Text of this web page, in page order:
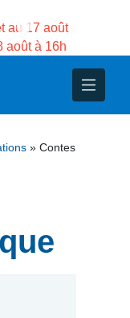
au 17 août
août à 16h
» Contes